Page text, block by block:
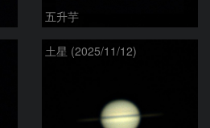
五升芋
土星 (2025/11/12)